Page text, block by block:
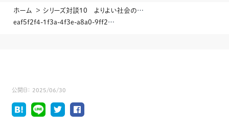
ホーム
シリーズ対談10 よりよい社会のデザインに向けてゲスト：法政大学 大学院 政策創造研究科 教授 石山 恒貴さん
eaf5f2f4-1f3a-4f3e-a8a0-9ff2e63ec0e4
公開日： 2025/06/30